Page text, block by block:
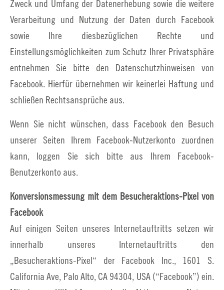
Zweck und Umfang der Datenerhebung sowie die weitere
Verarbeitung und Nutzung der Daten durch Facebook
sowie Ihre diesbezüglichen Rechte und
Einstellungsmöglichkeiten zum Schutz Ihrer Privatsphäre
entnehmen Sie bitte den Datenschutzhinweisen von
Facebook. Hierfür übernehmen wir keinerlei Haftung und
schließen Rechtsansprüche aus.
Wenn Sie nicht wünschen, dass Facebook den Besuch
unserer Seiten Ihrem Facebook-Nutzerkonto zuordnen
kann, loggen Sie sich bitte aus Ihrem Facebook-
Benutzerkonto aus.
Konversionsmessung mit dem Besucheraktions-Pixel von
Facebook
Auf einigen Seiten unseres Internetauftritts setzen wir
innerhalb unseres Internetauftritts den
„Besucheraktions-Pixel“ der Facebook Inc., 1601 S.
California Ave, Palo Alto, CA 94304, USA (“Facebook”) ein.